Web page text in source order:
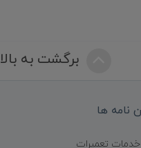
برگشت به بالا
نامه ها
تعمیرات